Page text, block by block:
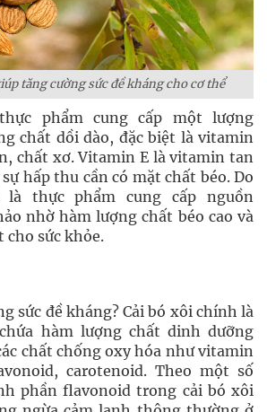
tăng cường sức đề kháng cho cơ thể
phẩm cung cấp một lượng
chất dồi dào, đặc biệt là vitamin
chất xơ. Vitamin E là vitamin tan
hấp thu cần có mặt chất béo. Do
thực phẩm cung cấp nguồn
nhờ hàm lượng chất béo cao và
sức khỏe.
sức đề kháng? Cải bó xôi chính là
hàm lượng chất dinh dưỡng
chất chống oxy hóa như vitamin
carotenoid. Theo một số
phần flavonoid trong cải bó xôi